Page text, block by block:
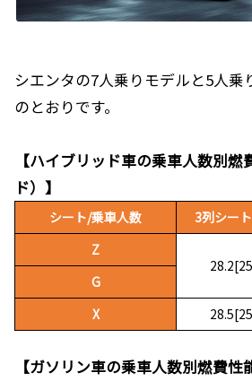
シエンタの7人乗りモデルと5人乗
のとおりです。
【ハイブリッド車の乗車人数別燃
ド）】
シート/乗車人数 3列シー
Z
G
X
【ガソリン車の乗車人数別燃費性